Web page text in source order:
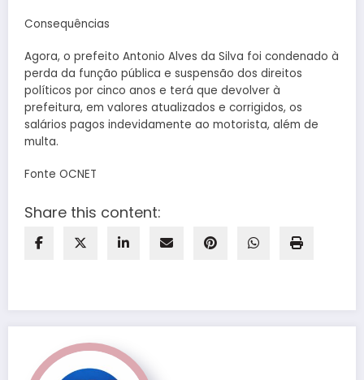
Consequências
Agora, o prefeito Antonio Alves da Silva foi condenado à
perda da função pública e suspensão dos direitos
políticos por cinco anos e terá que devolver à
prefeitura, em valores atualizados e corrigidos, os
salários pagos indevidamente ao motorista, além de
multa.
Fonte OCNET
Share this content: